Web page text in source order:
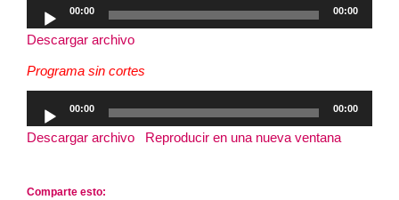
de
audio
00:00 00:00
Descargar archivo
Programa sin cortes
de
audio
00:00 00:00
Descargar archivo Reproducir en una nueva ventana
Comparte esto: